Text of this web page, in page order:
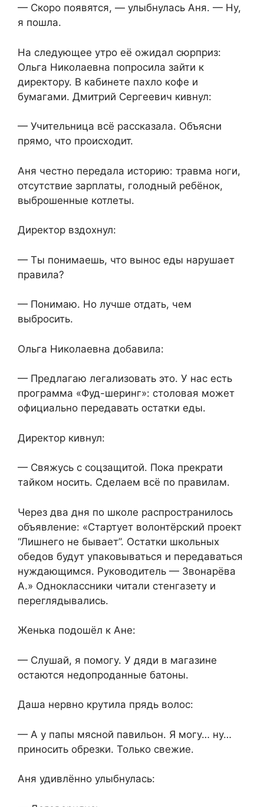
— Скоро появятся, — улыбнулась Аня. — Ну,
я пошла.
На следующее утро её ожидал сюрприз:
Ольга Николаевна попросила зайти к
директору. В кабинете пахло кофе и
бумагами. Дмитрий Сергеевич кивнул:
— Учительница всё рассказала. Объясни
прямо, что происходит.
Аня честно передала историю: травма ноги,
отсутствие зарплаты, голодный ребёнок,
выброшенные котлеты.
Директор вздохнул:
— Ты понимаешь, что вынос еды нарушает
правила?
— Понимаю. Но лучше отдать, чем
выбросить.
Ольга Николаевна добавила:
— Предлагаю легализовать это. У нас есть
программа «Фуд-шеринг»: столовая может
официально передавать остатки еды.
Директор кивнул:
— Свяжусь с соцзащитой. Пока прекрати
тайком носить. Сделаем всё по правилам.
Через два дня по школе распространилось
объявление: «Стартует волонтёрский проект
“Лишнего не бывает”. Остатки школьных
обедов будут упаковываться и передаваться
нуждающимся. Руководитель — Звонарёва
А.» Одноклассники читали стенгазету и
переглядывались.
Женька подошёл к Ане:
— Слушай, я помогу. У дяди в магазине
остаются недопроданные батоны.
Даша нервно крутила прядь волос:
— А у папы мясной павильон. Я могу… ну…
приносить обрезки. Только свежие.
Аня удивлённо улыбнулась: